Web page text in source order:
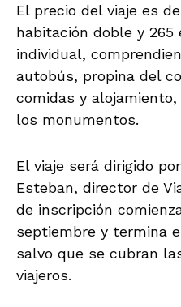
El precio del viaje es
habitación doble y 265
individual,
autobús, propina del
comidas y
los monumentos.
El viaje será dirigido
Esteban, director de
de inscripción
septiembre y termina
salvo que se cubran
viajeros.